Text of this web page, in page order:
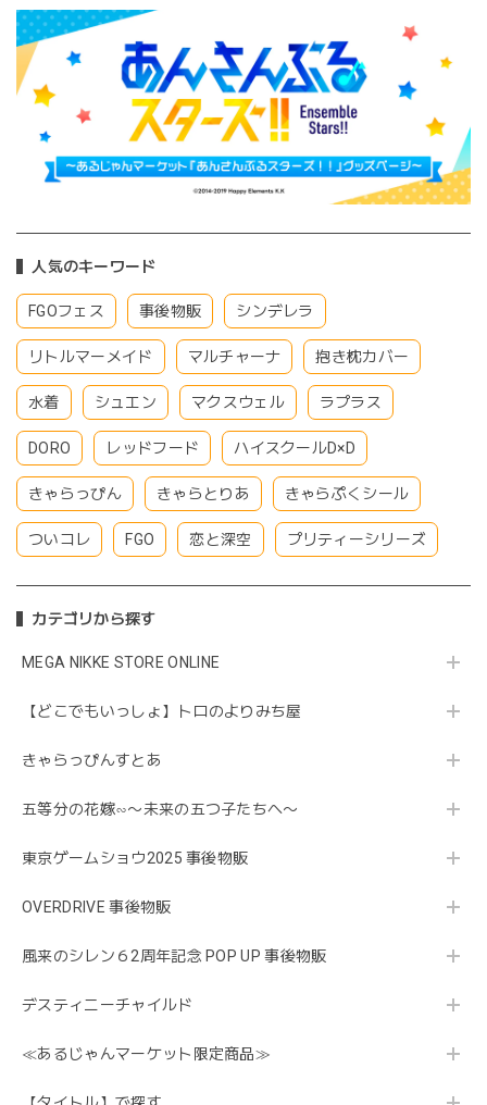
人気のキーワード
FGOフェス 事後物販 シンデレラ
リトルマーメイド マルチャーナ 抱き枕カバー
水着 シュエン マクスウェル ラプラス
DORO レッドフード ハイスクールD×D
きゃらっぴん きゃらとりあ きゃらぷくシール
ついコレ FGO 恋と深空 プリティーシリーズ
カテゴリから探す
MEGA NIKKE STORE ONLINE
【どこでもいっしょ】トロのよりみち屋
きゃらっぴんすとあ
五等分の花嫁∽〜未来の五つ子たちへ〜
東京ゲームショウ2025 事後物販
OVERDRIVE 事後物販
風来のシレン６2周年記念 POP UP 事後物販
デスティニーチャイルド
≪あるじゃんマーケット限定商品≫